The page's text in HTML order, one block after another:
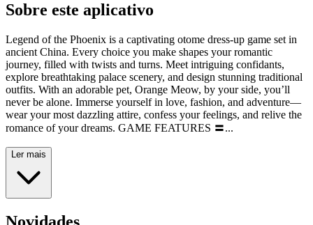
Sobre este aplicativo
Legend of the Phoenix is a captivating otome dress-up game set in
ancient China. Every choice you make shapes your romantic
journey, filled with twists and turns. Meet intriguing confidants,
explore breathtaking palace scenery, and design stunning traditional
outfits. With an adorable pet, Orange Meow, by your side, you’ll
never be alone. Immerse yourself in love, fashion, and adventure—
wear your most dazzling attire, confess your feelings, and relive the
romance of your dreams. GAME FEATURES 〓...
Ler mais